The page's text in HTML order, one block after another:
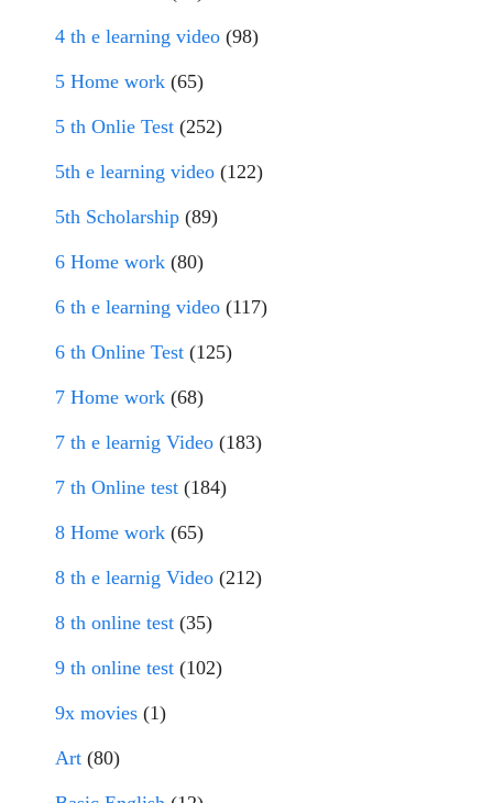
4 th e learning video (98)
5 Home work (65)
5 th Onlie Test (252)
5th e learning video (122)
5th Scholarship (89)
6 Home work (80)
6 th e learning video (117)
6 th Online Test (125)
7 Home work (68)
7 th e learnig Video (183)
7 th Online test (184)
8 Home work (65)
8 th e learnig Video (212)
8 th online test (35)
9 th online test (102)
9x movies (1)
Art (80)